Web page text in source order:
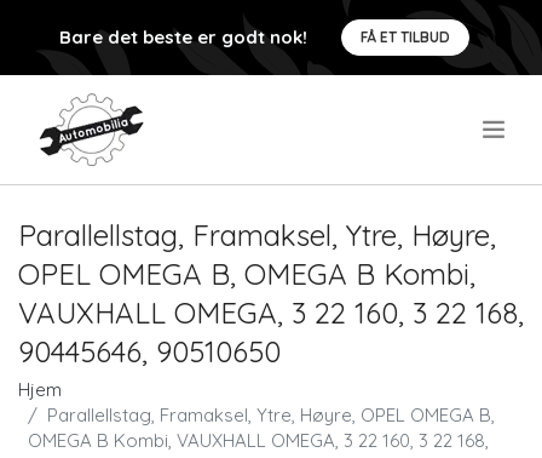
Bare det beste er godt nok! FÅ ET TILBUD
Parallellstag, Framaksel, Ytre, Høyre,
OPEL OMEGA B, OMEGA B Kombi,
VAUXHALL OMEGA, 3 22 160, 3 22 168,
90445646, 90510650
Hjem
Parallellstag, Framaksel, Ytre, Høyre, OPEL OMEGA B,
OMEGA B Kombi, VAUXHALL OMEGA, 3 22 160, 3 22 168,